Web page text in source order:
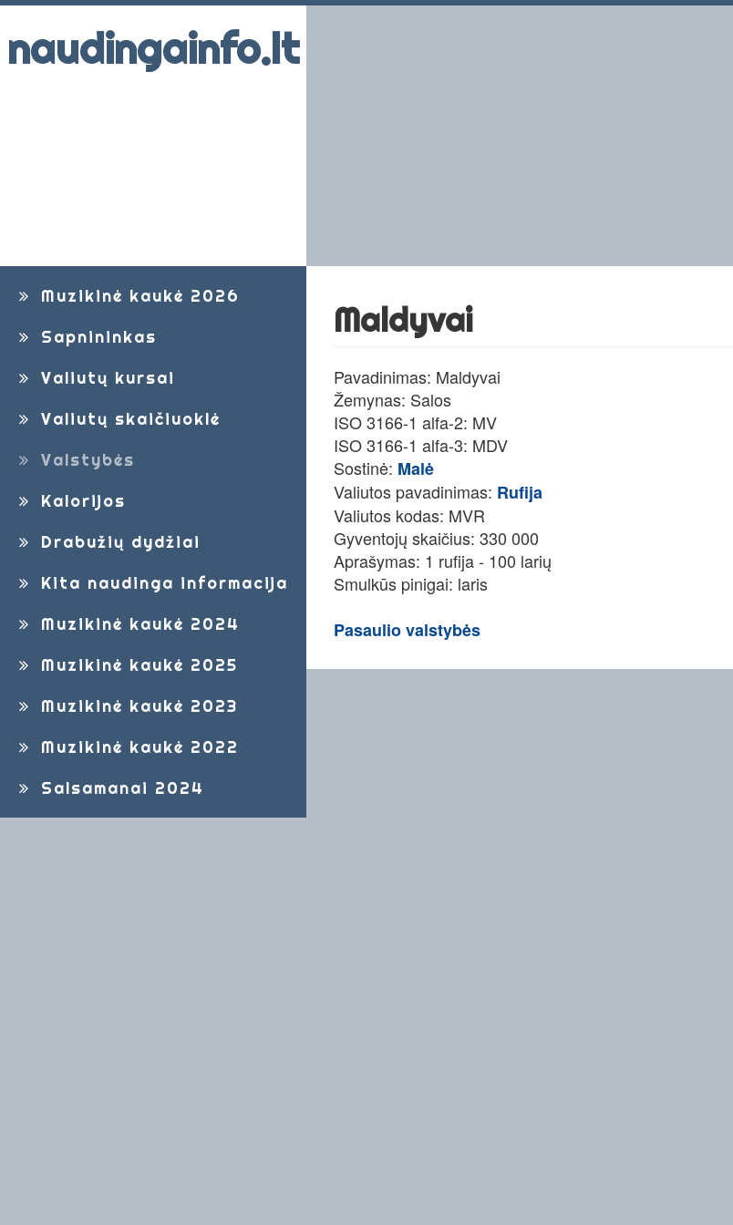
naudingainfo.lt
Muzikinė kaukė 2026
Sapnininkas
Valiutų kursai
Valiutų skaičiuoklė
Valstybės
Kalorijos
Drabužių dydžiai
Kita naudinga informacija
Muzikinė kaukė 2024
Muzikinė kaukė 2025
Muzikinė kaukė 2023
Muzikinė kaukė 2022
Salsamanai 2024
Maldyvai
Pavadinimas: Maldyvai
Žemynas: Salos
ISO 3166-1 alfa-2: MV
ISO 3166-1 alfa-3: MDV
Sostinė: Malė
Valiutos pavadinimas: Rufija
Valiutos kodas: MVR
Gyventojų skaičius: 330 000
Aprašymas: 1 rufija - 100 larių
Smulkūs pinigai: laris
Pasaulio valstybės